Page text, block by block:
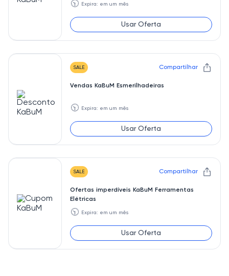
🕥 Expira: em um mês
Usar Oferta
SALE Compartilhar
Vendas KaBuM Esmerilhadeiras
🕥 Expira: em um mês
Usar Oferta
SALE Compartilhar
Ofertas imperdíveis KaBuM Ferramentas
Elétricas
🕥 Expira: em um mês
Usar Oferta